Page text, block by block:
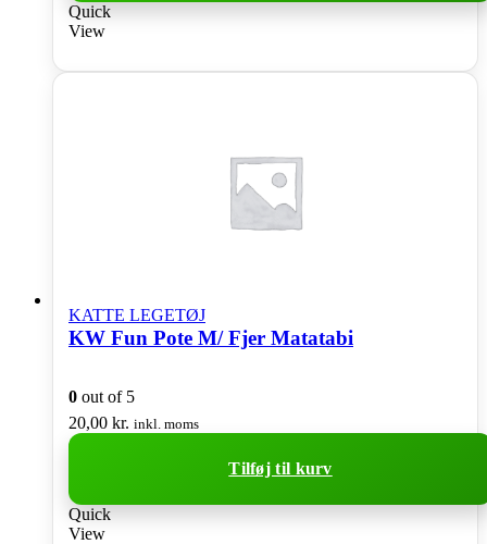
Quick
View
KATTE LEGETØJ
KW Fun Pote M/ Fjer Matatabi
0 out of 5
20,00 kr. inkl. moms
Tilføj til kurv
Quick
View